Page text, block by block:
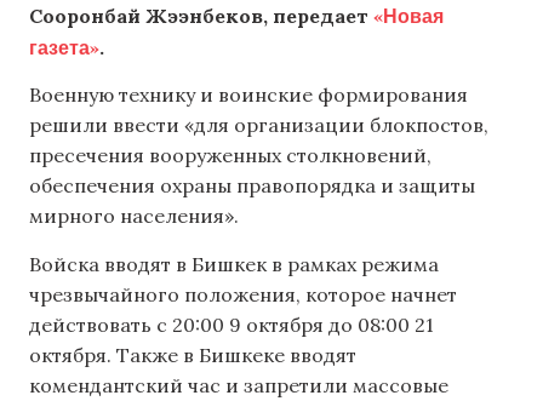
Сооронбай Жээнбеков, передает «Новая
газета».
Военную технику и воинские формирования
решили ввести «для организации блокпостов,
пресечения вооруженных столкновений,
обеспечения охраны правопорядка и защиты
мирного населения».
Войска вводят в Бишкек в рамках режима
чрезвычайного положения, которое начнет
действовать с 20:00 9 октября до 08:00 21
октября. Также в Бишкеке вводят
комендантский час и запретили массовые